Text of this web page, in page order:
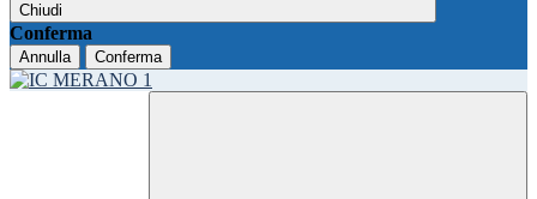
Chiudi
Conferma
Annulla Conferma